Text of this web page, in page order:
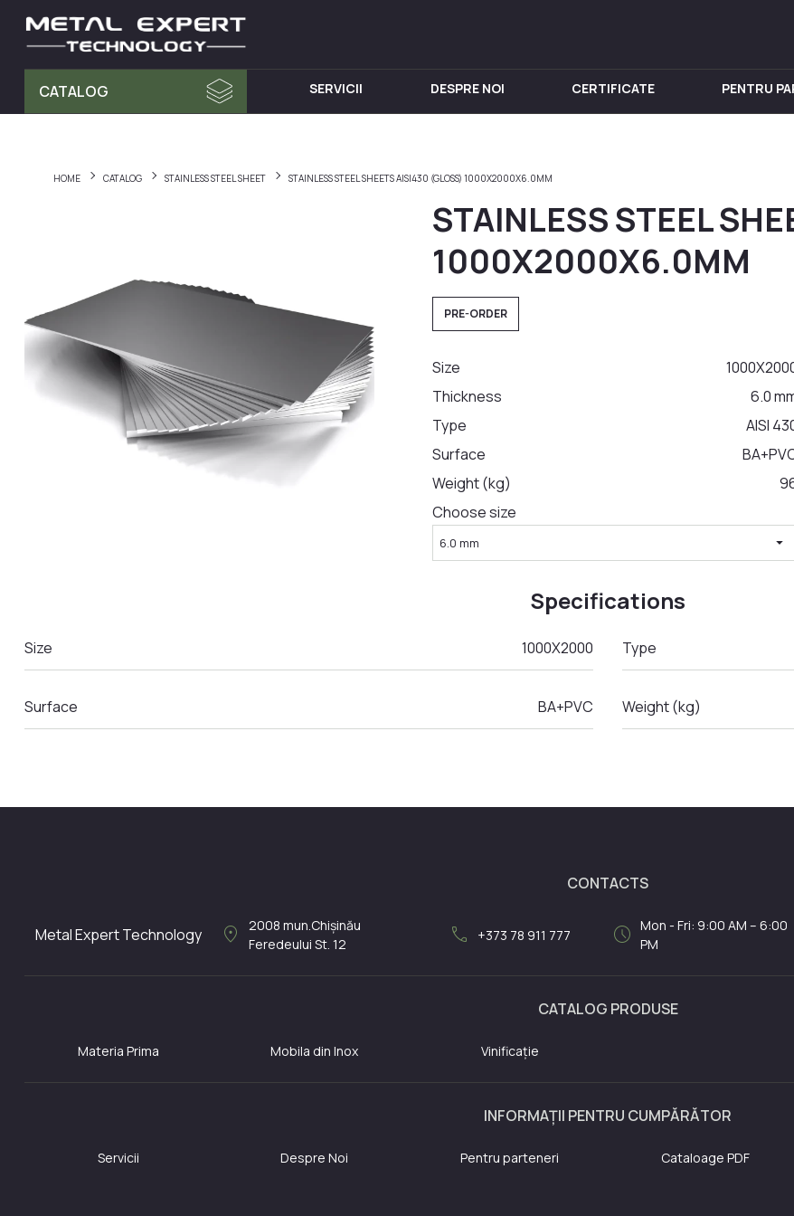
CATALOG SERVICII DESPRE NOI CERTIFICATE PENTRU
Accesorii pentru balustrade
Fitinguri
Elemente de fixare și șuruburi
Materiale pentru sudură
Chiuvete din Inox
Dulapuri din Inox
Hote din Inox
Aparat de distilat
LA COMANDA
HOME CATALOG STAINLESS STEEL SHEET STAINLESS STEEL SHEETS AISI430 (GLOSS) 1000X2000X6.0MM
STAINLESS STEEL
1000X2000X6.0MM
PRE-ORDER
Size
Thickness
6.0
Type
AISI
Surface
Weight (kg)
Choose size
6.0 mm arrow_drop_down
Specifications
Size 1000X2000 Type
Surface BA+PVC Weight (kg)
CONTACTS
Metal Expert Technology location_on 2008 mun.Chișinău
Feredeului St. 12
call +373 78 911 777 schedule Mon - Fri: 9:00 AM – 6:00
PM
CATALOG PRODUSE
Materia Prima Mobila din Inox Vinificație
INFORMAȚII PENTRU CUMPĂRĂTOR
Servicii Despre Noi Pentru parteneri Cataloage PDF